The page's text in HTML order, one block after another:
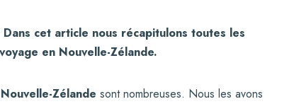
cet article nous récapitulons toutes les
en Nouvelle-Zélande.
Zélande sont nombreuses. Nous les avons